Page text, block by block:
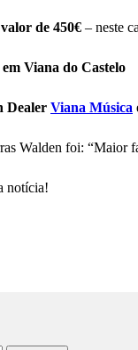
de 450€ – neste
Viana do Castelo
Dealer Viana Música
Walden foi: “Maior
notícia!